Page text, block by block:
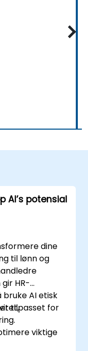
AI’s potensial
dine
til lønn og
HR-
AI etisk
tilpasset for
viktige